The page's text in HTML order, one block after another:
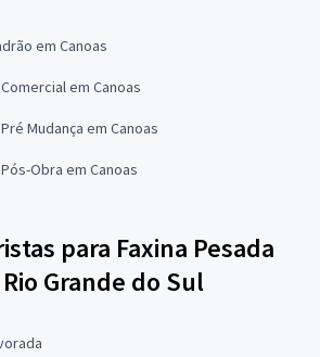
em Canoas
em Canoas
Mudança em Canoas
Obra em Canoas
para Faxina Pesada
Grande do Sul